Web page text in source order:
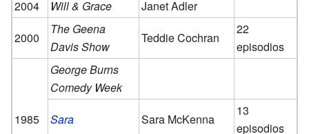
2004
Will & Grace
Janet Adler
2000
The Geena
Davis Show
Teddie Cochran
22
episodios
1985
George Burns
Comedy Week
Sara
Sara McKenna
13
episodios